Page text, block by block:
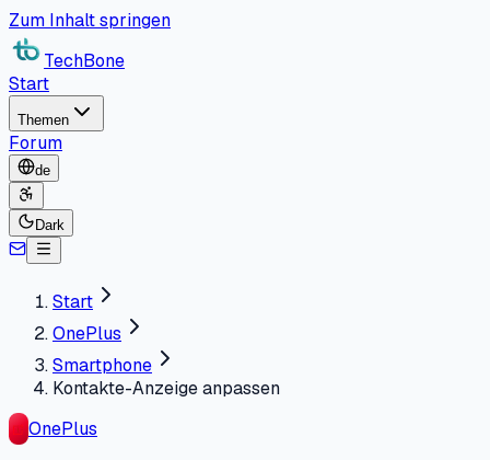
Zum Inhalt springen
TechBone
Start
Themen
Forum
de
Dark
Start
OnePlus
Smartphone
Kontakte-Anzeige anpassen
OnePlus